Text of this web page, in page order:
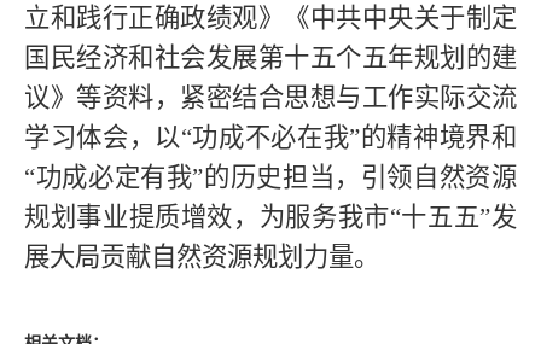
立和践行正确政绩观》《中共中央关于制定
国民经济和社会发展第十五个五年规划的建
议》等资料，紧密结合思想与工作实际交流
学习体会，以“功成不必在我”的精神境界和
“功成必定有我”的历史担当，引领自然资源
规划事业提质增效，为服务我市“十五五”发
展大局贡献自然资源规划力量。